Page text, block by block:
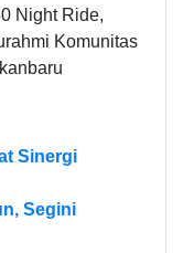
Night Ride,
Komunitas
Sinergi
Segini